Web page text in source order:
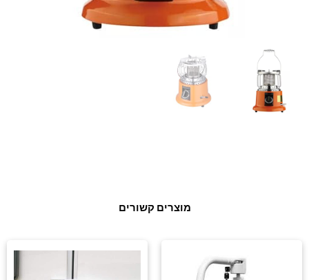
מוצרים קשורים